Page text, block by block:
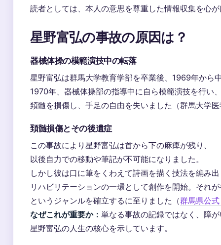
読者としては、本人の意思を尊重した情報収集を心
星野富弘の事故の原因は？
器械体操の模範演技中の転落
星野富弘は群馬大学教育学部を卒業後、1969年から
1970年、器械体操部の指導中に自ら模範演技を行い
頚髄を損傷し、手足の自由を失いました（群馬大学
頚髄損傷とその後遺症
この事故により星野富弘は首から下の麻痺が残り、
以後自力での移動や筆記が不可能になりました。
しかし彼は口に筆をくわえて詩画を描く技法を編み
リハビリテーションの一環として創作を開始。それ
というジャンルを確立するに至りました（群馬県公
なぜこれが重要か： 単なる事故の記録ではなく、障
星野富弘の人生の核心を示しています。